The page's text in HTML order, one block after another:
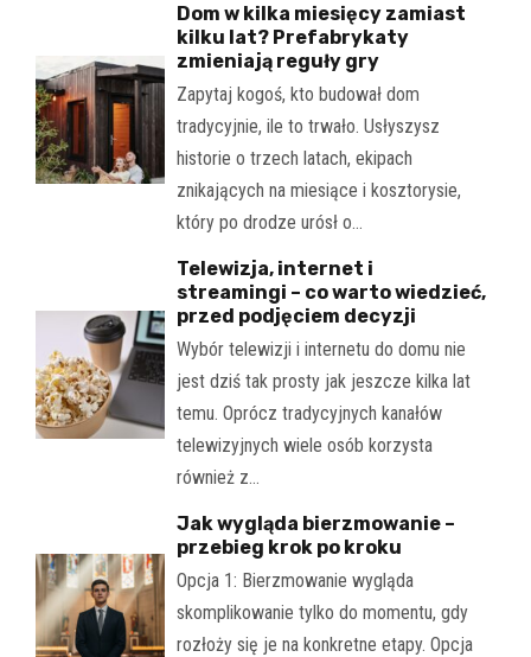
Dom w kilka miesięcy zamiast
kilku lat? Prefabrykaty
zmieniają reguły gry
Zapytaj kogoś, kto budował dom
tradycyjnie, ile to trwało. Usłyszysz
historie o trzech latach, ekipach
znikających na miesiące i kosztorysie,
który po drodze urósł o…
Telewizja, internet i
streamingi – co warto wiedzieć,
przed podjęciem decyzji
Wybór telewizji i internetu do domu nie
jest dziś tak prosty jak jeszcze kilka lat
temu. Oprócz tradycyjnych kanałów
telewizyjnych wiele osób korzysta
również z…
Jak wygląda bierzmowanie –
przebieg krok po kroku
Opcja 1: Bierzmowanie wygląda
skomplikowanie tylko do momentu, gdy
rozłoży się je na konkretne etapy. Opcja